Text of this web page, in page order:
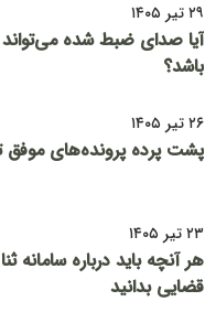
۲۹ تیر ۱۴۰۵
آیا صدای ضبط شده می‌تواند
باشد؟
۲۶ تیر ۱۴۰۵
پشت پرده پرونده‌های موفق
۲۳ تیر ۱۴۰۵
هر آنچه باید درباره سامانه
قضایی بدانید